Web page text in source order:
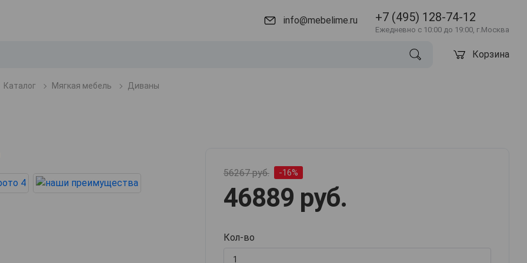
info@mebelime.ru +7 (495) 128-74-12
Ежедневно с 10:00 до 19:00, г.Москва
Корзина
Каталог Мягкая мебель Диваны
56267 руб. -16%
46889 руб.
Кол-во